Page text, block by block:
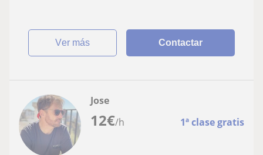
ver más Contactar
12€/h 1ª clase gratis
Jose